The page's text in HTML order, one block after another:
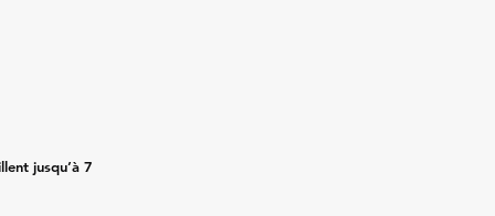
jusqu’à 7